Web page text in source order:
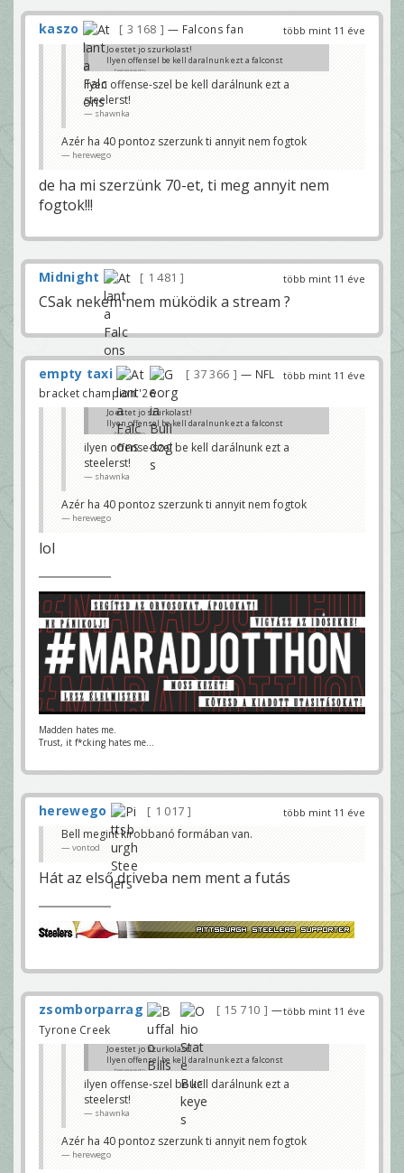
több mint 11 éve
kaszo 3 168 — Falcons fan
Jo estet jo szurkolast!
Ilyen offensel be kell daralnunk ezt a falconst
herewego
ilyen offense-szel be kell darálnunk ezt a
steelerst!
shawnka
Azér ha 40 pontoz szerzunk ti annyit nem fogtok
herewego
de ha mi szerzünk 70-et, ti meg annyit nem
fogtok!!!
több mint 11 éve
Midnight 1 481
CSak nekem nem müködik a stream ?
több mint 11 éve
empty taxi 37 366
— NFL
bracket champion '26
Jo estet jo szurkolast!
Ilyen offensel be kell daralnunk ezt a falconst
herewego
ilyen offense-szel be kell darálnunk ezt a
steelerst!
shawnka
Azér ha 40 pontoz szerzunk ti annyit nem fogtok
herewego
lol
Madden hates me.
Trust, it f*cking hates me...
több mint 11 éve
herewego
1 017
Bell megint kirobbanó formában van.
vontod
Hát az első driveba nem ment a futás
több mint 11 éve
zsomborparrag 15 710
—
Tyrone Creek
Jo estet jo szurkolast!
Ilyen offensel be kell daralnunk ezt a falconst
herewego
ilyen offense-szel be kell darálnunk ezt a
steelerst!
shawnka
Azér ha 40 pontoz szerzunk ti annyit nem fogtok
herewego